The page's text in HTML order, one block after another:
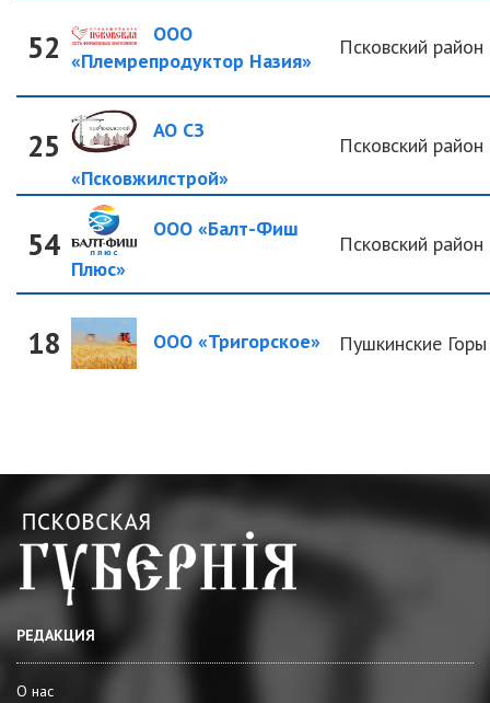
52
ООО
«Племрепродуктор Назия»
Псковский район
25
АО СЗ
«Псковжилстрой»
Псковский район
54
ООО «Балт-Фиш
Плюс»
Псковский район
18 ООО «Тригорское» Пушкинские Горы
РЕДАКЦИЯ
О нас